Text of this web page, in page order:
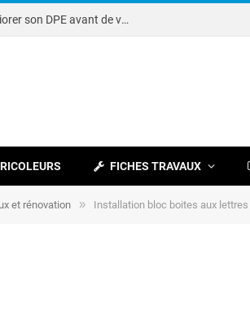
Note DPE : petits travaux à réaliser pour améliorer son DPE avant de vendre
FICHES TRAVAUX
et rénovation » Installation bloc boites aux lettres